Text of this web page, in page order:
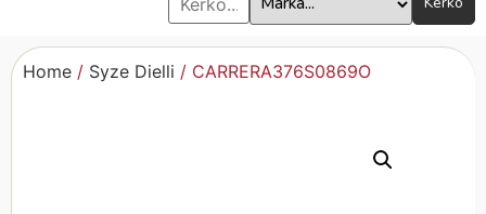
Home / Syze Dielli / CARRERA376S0869O